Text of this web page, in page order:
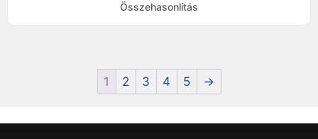
Összehasonlítás
1 2 3 4 5 →